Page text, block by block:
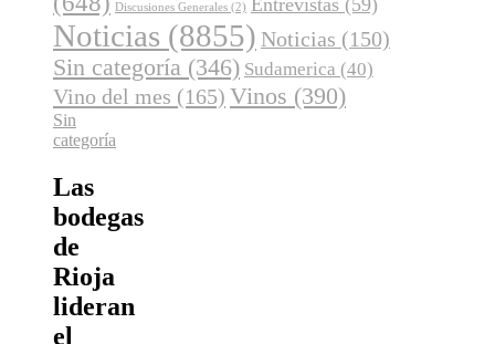
Discusiones Generales (2) Entrevistas (59)
Noticias (8855) Noticias (150)
Sin categoría (346) Sudamerica (40)
Vino del mes (165) Vinos (390)
Sin
categoría
Las
bodegas
de
Rioja
lideran
el